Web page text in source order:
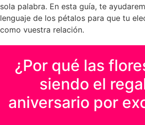
sola palabra. En esta guía, te
lenguaje de los pétalos para que tu
como vuestra relación.
¿Por qué las
siendo el
aniversario por